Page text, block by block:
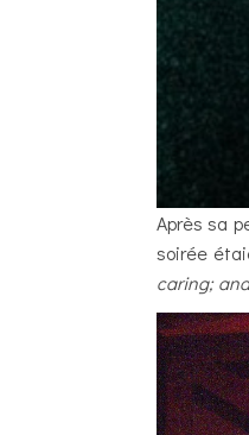
Après sa
soirée
caring;